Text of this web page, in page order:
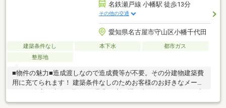
名鉄瀬戸線 小幡駅 徒歩13分
その他の交通
愛知県名古屋市守山区小幡千代田
建築条件なし 本下水
都市ガス
整形地
■物件の魅力■造成渡しなので造成費等が不要。その分建物建築費
用に充てられます！ 建築条件なしのためお客様のお好きなメーカ
活環境■・公園、保育園、小学校が近くに揃っているので子育て